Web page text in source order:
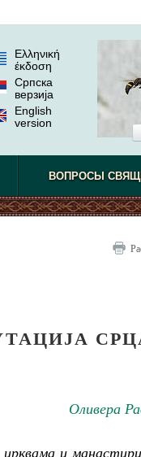
Ελληνική
έκδοση
Српска
верзиjа
English
version
ВОПРОСЫ
Оливера
црквама и